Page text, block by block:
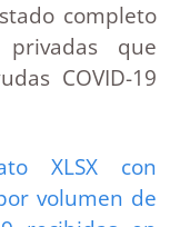
completo
que
COVID-19
XLSX con
volumen de